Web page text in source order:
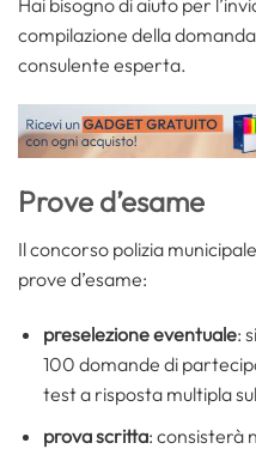
compilazione della
consulente esperta.
Prove d’esame
Il concorso polizia
prove d’esame:
preselezione eventuale:
100 domande di
test a risposta multipla
prova scritta: consisterà